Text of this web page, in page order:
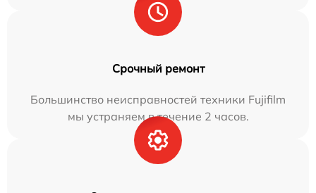
Срочный ремонт
Большинство неисправностей техники Fujifilm
мы устраняем в течение 2 часов.